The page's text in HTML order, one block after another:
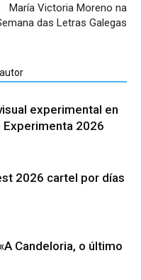
María Victoria Moreno na
das Letras Galegas
experimental en
2026
2026 cartel por días
Candeloria, o último